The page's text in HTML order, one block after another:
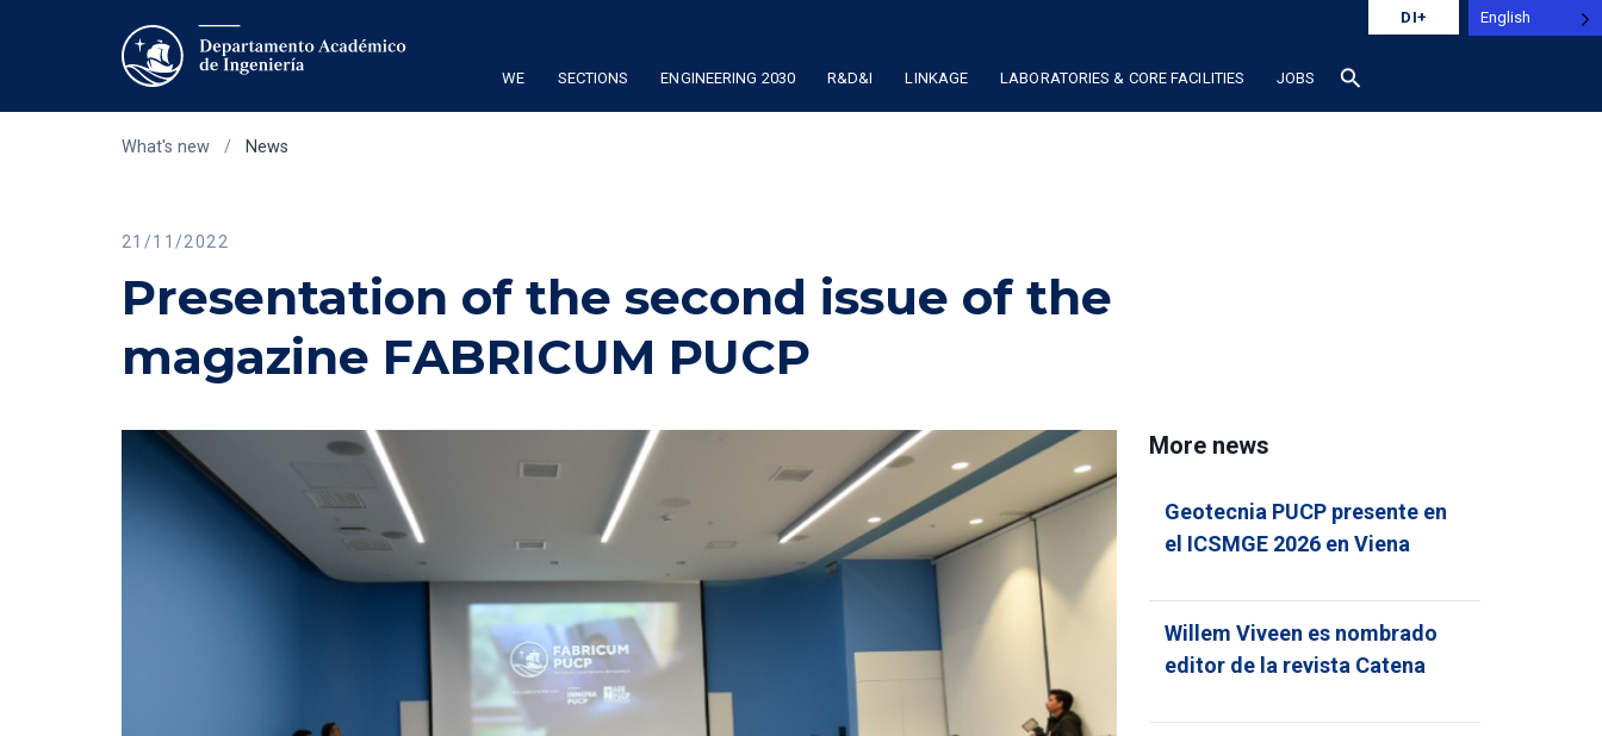
WE SECTIONS ENGINEERING 2030 R&D&I LINKAGE LABORATORIES & CORE FACILITIES JOBS search
DI+
What's new / News
21/11/2022
Presentation of the second issue of the
magazine FABRICUM PUCP
More news
Geotecnia PUCP presente en
el ICSMGE 2026 en Viena
Willem Viveen es nombrado
editor de la revista Catena
English